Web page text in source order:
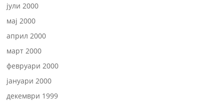
јули 2000
мај 2000
април 2000
март 2000
февруари 2000
јануари 2000
декември 1999